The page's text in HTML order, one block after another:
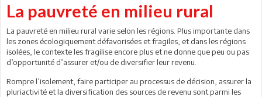
La pauvreté en milieu rural
La pauvreté en milieu rural varie selon les régions. Plus importante dans
les zones écologiquement défavorisées et fragiles, et dans les régions
isolées, le contexte les fragilise encore plus et ne donne que peu ou pas
d’opportunité d’assurer et/ou de diversifier leur revenu.
Rompre l’isolement, faire participer au processus de décision, assurer la
pluriactivité et la diversification des sources de revenu sont parmi les